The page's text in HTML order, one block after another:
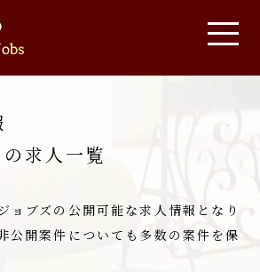
の求人一覧
ョブズの公開可能な求人情報となり
公開案件についても多数の案件を保